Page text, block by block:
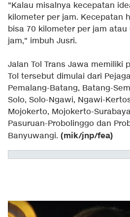
"Kalau misalnya kecepatan
kilometer per jam. Kecepatan
bisa 70 kilometer per jam
jam," imbuh Jusri.
Jalan Tol Trans Jawa memiliki
Tol tersebut dimulai dari
Pemalang-Batang, Batang-
Solo, Solo-Ngawi, Ngawi-
Mojokerto, Mojokerto-
Pasuruan-Probolinggo dan
Banyuwangi. (mik/jnp/fea)